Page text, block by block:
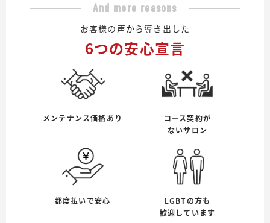
And more reasons
お客様の声から導き出した
6つの安心宣言
メンテナンス価格あり
コース契約が
ないサロン
都度払いで安心
LGBTの方も
歓迎しています